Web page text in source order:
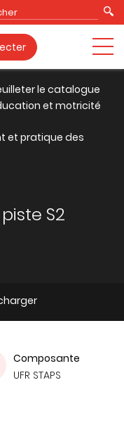
le catalogue
et motricité
et pratique des
S2
Composante
UFR STAPS